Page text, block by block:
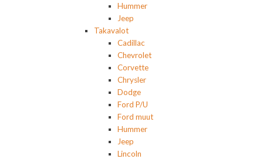
Hummer
Jeep
Takavalot
Cadillac
Chevrolet
Corvette
Chrysler
Dodge
Ford P/U
Ford muut
Hummer
Jeep
Lincoln